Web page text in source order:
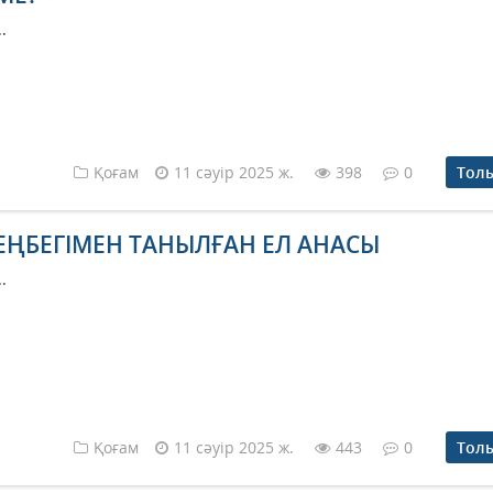
Қоғам 11 сәуір 2025 ж. 398 0
ТАНЫЛҒАН ЕЛ АНАСЫ
Қоғам 11 сәуір 2025 ж. 443 0